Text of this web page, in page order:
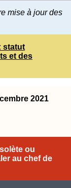
mise à jour des
statut
et des
2021
ou
au chef de